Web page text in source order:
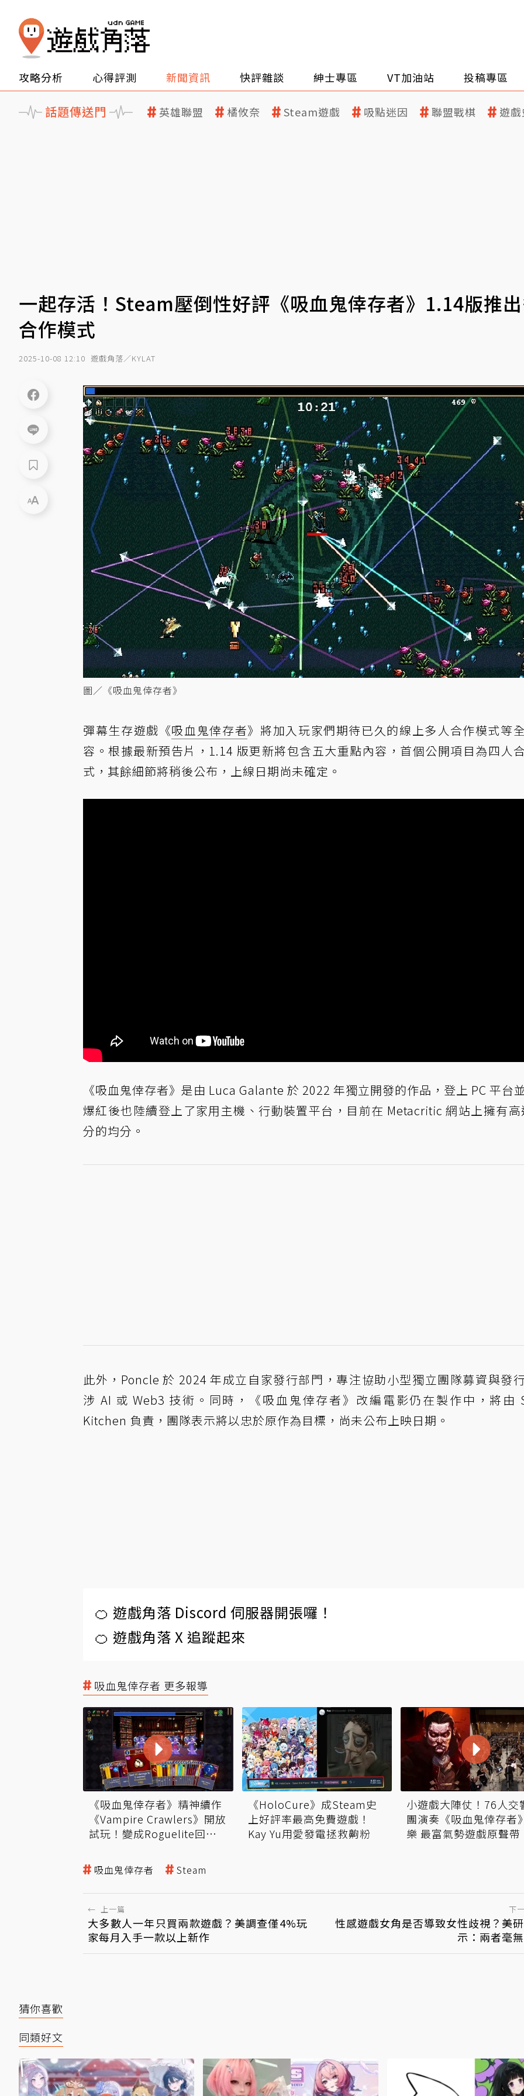
攻略分析 心得評測 新聞資訊 快評雜談 紳士專區 VT加油站 投稿專區
話題傳送門 英雄聯盟 橘攸奈 Steam遊戲 吸點迷因 聯盟戰棋 遊
一起存活！Steam壓倒性好評《吸血鬼倖存者》1.14版推
合作模式
2025-10-08 12:10 遊戲角落／KYLAT
圖／《吸血鬼倖存者》
彈幕生存遊戲《吸血鬼倖存者》將加入玩家們期待已久的線上多人合作模式等
容。根據最新預告片，1.14 版更新將包含五大重點內容，首個公開項目為四人
式，其餘細節將稍後公布，上線日期尚未確定。
《吸血鬼倖存者》是由 Luca Galante 於 2022 年獨立開發的作品，登上 PC 平台
爆紅後也陸續登上了家用主機、行動裝置平台，目前在 Metacritic 網站上擁有高
分的均分。
此外，Poncle 於 2024 年成立自家發行部門，專注協助小型獨立團隊募資與發
涉 AI 或 Web3 技術。同時，《吸血鬼倖存者》改編電影仍在製作中，將由
Kitchen 負責，團隊表示將以忠於原作為目標，尚未公布上映日期。
🍊 遊戲角落 Discord 伺服器開張囉！
🍊 遊戲角落 X 追蹤起來
吸血鬼倖存者 更多報導
《吸血鬼倖存者》精神續作
《Vampire Crawlers》開放
試玩！變成Roguelite回合
《HoloCure》成Steam史
上好評率最高免費遊戲！
Kay Yu用愛發電拯救齁粉
小遊戲大陣仗！76人交
團演奏《吸血鬼倖存者
樂 最富氣勢遊戲原聲帶
吸血鬼倖存者 Steam
← 上一篇
大多數人一年只買兩款遊戲？美調查僅4%玩
家每月入手一款以上新作
下
性感遊戲女角是否導致女性歧視？美
示：兩者毫
猜你喜歡
同類好文